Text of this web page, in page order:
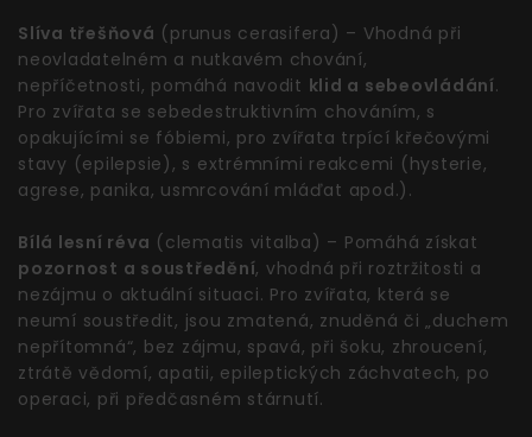
Slíva třešňová (prunus cerasifera) – Vhodná při
neovladatelném a nutkavém chování,
nepříčetnosti, pomáhá navodit klid a sebeovládání.
Pro zvířata se sebedestruktivním chováním, s
opakujícími se fóbiemi, pro zvířata trpící křečovými
stavy (epilepsie), s extrémními reakcemi (hysterie,
agrese, panika, usmrcování mláďat apod.).
Bílá lesní réva (clematis vitalba) – Pomáhá získat
pozornost a soustředění, vhodná při roztržitosti a
nezájmu o aktuální situaci. Pro zvířata, která se
neumí soustředit, jsou zmatená, znuděná či „duchem
nepřítomná“, bez zájmu, spavá, při šoku, zhroucení,
ztrátě vědomí, apatii, epileptických záchvatech, po
operaci, při předčasném stárnutí.